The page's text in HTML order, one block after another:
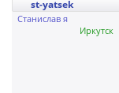
st-yatsek
Станислав я
Иркутск